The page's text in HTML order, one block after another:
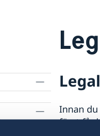
Innan
först få